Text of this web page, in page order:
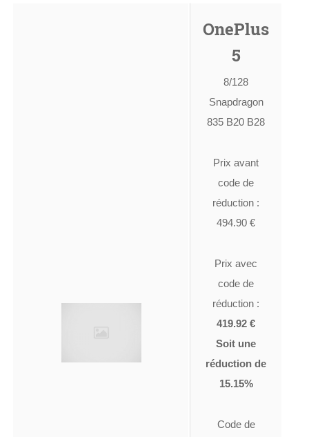
OnePlus
5
8/128
Snapdragon
835 B20 B28
Prix avant
code de
réduction :
494.90 €
Prix avec
code de
réduction :
419.92 €
Soit une
réduction de
15.15%
Code de